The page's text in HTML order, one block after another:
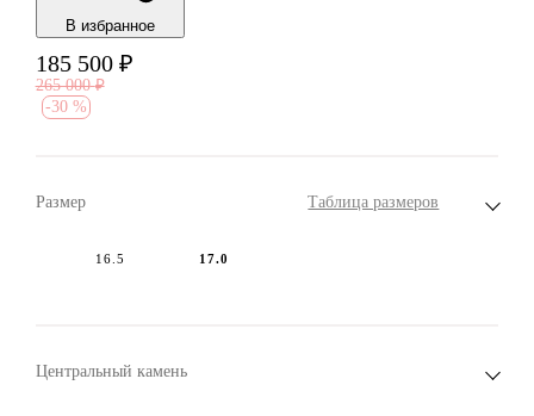
В избранноe
185 500 ₽
265 000 ₽
-30 %
Размер Таблица размеров
16.5 17.0
Центральный камень